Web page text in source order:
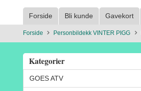
Forside Bli kunde Gavekort
Forside Personbildekk VINTER PIGG
Kategorier
GOES ATV